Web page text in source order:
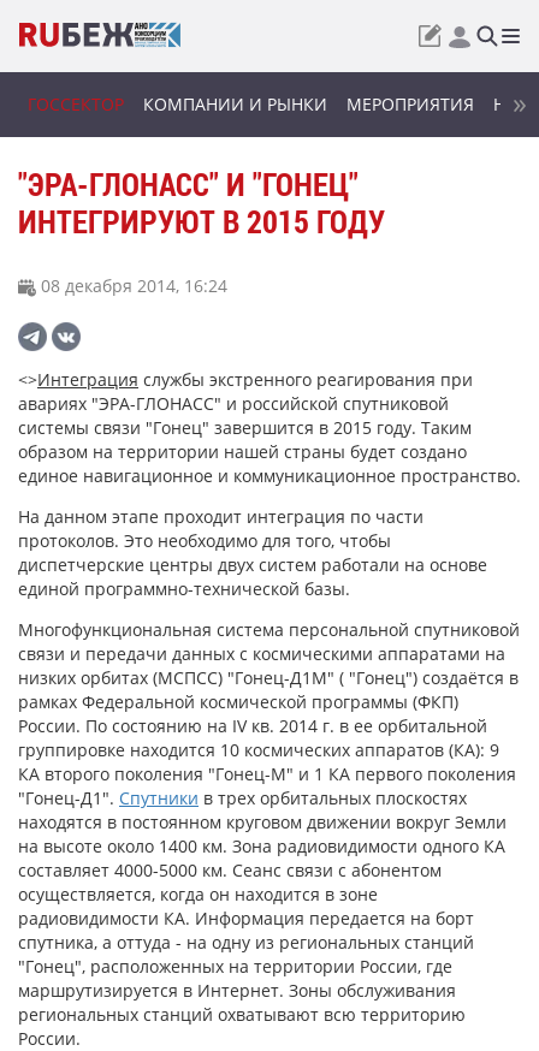
ГОССЕКТОР КОМПАНИИ И РЫНКИ МЕРОПРИЯТИЯ
"ЭРА-ГЛОНАСС" И "ГОНЕЦ"
ИНТЕГРИРУЮТ В 2015 ГОДУ
08 декабря 2014, 16:24
<>Интеграция службы экстренного реагирования при
авариях "ЭРА-ГЛОНАСС" и российской спутниковой
системы связи "Гонец" завершится в 2015 году. Таким
образом на территории нашей страны будет создано
единое навигационное и коммуникационное пространство.
На данном этапе проходит интеграция по части
протоколов. Это необходимо для того, чтобы
диспетчерские центры двух систем работали на основе
единой программно-технической базы.
Многофункциональная система персональной спутниковой
связи и передачи данных с космическими аппаратами на
низких орбитах (МСПСС) "Гонец-Д1М" ( "Гонец") создаётся в
рамках Федеральной космической программы (ФКП)
России. По состоянию на IV кв. 2014 г. в ее орбитальной
группировке находится 10 космических аппаратов (КА): 9
КА второго поколения "Гонец-М" и 1 КА первого поколения
"Гонец-Д1". Спутники в трех орбитальных плоскостях
находятся в постоянном круговом движении вокруг Земли
на высоте около 1400 км. Зона радиовидимости одного КА
составляет 4000-5000 км. Сеанс связи с абонентом
осуществляется, когда он находится в зоне
радиовидимости КА. Информация передается на борт
спутника, а оттуда - на одну из региональных станций
"Гонец", расположенных на территории России, где
маршрутизируется в Интернет. Зоны обслуживания
региональных станций охватывают всю территорию
России.